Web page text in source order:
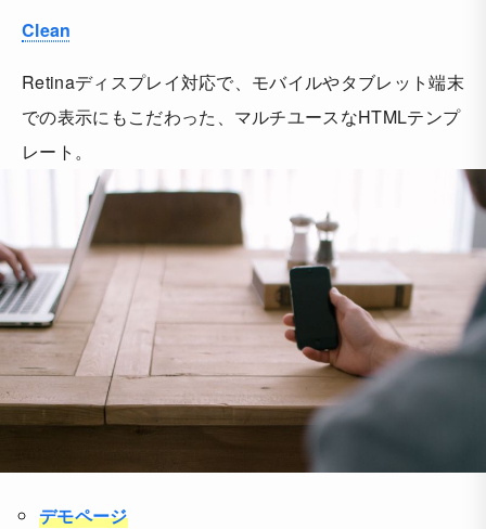
Clean
Retinaディスプレイ対応で、モバイルやタブレット端末
での表示にもこだわった、マルチユースなHTMLテンプ
レート。
デモページ